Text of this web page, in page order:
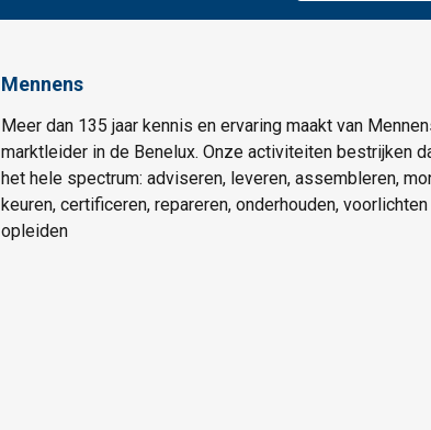
Mennens
Meer dan 135 jaar kennis en ervaring maakt van
marktleider in de Benelux. Onze activiteiten bestrijken
het hele spectrum: adviseren, leveren, assembleren,
keuren, certificeren, repareren, onderhouden, voorlichten
opleiden